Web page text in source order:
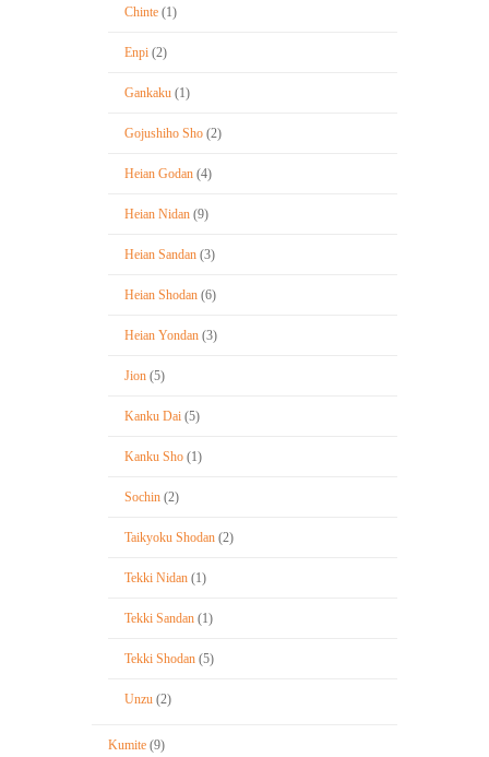
Chinte (1)
Enpi (2)
Gankaku (1)
Gojushiho Sho (2)
Heian Godan (4)
Heian Nidan (9)
Heian Sandan (3)
Heian Shodan (6)
Heian Yondan (3)
Jion (5)
Kanku Dai (5)
Kanku Sho (1)
Sochin (2)
Taikyoku Shodan (2)
Tekki Nidan (1)
Tekki Sandan (1)
Tekki Shodan (5)
Unzu (2)
Kumite (9)